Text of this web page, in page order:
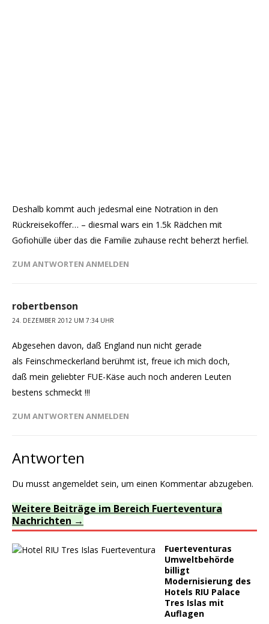
Deshalb kommt auch jedesmal eine Notration in den
Rückreisekoffer… – diesmal wars ein 1.5k Rädchen mit
Gofiohülle über das die Familie zuhause recht beherzt herfiel.
ZUM ANTWORTEN ANMELDEN
robertbenson
24. DEZEMBER 2012 UM 7:34 UHR
Abgesehen davon, daß England nun nicht gerade
als Feinschmeckerland berühmt ist, freue ich mich doch,
daß mein geliebter FUE-Käse auch noch anderen Leuten
bestens schmeckt !!!
ZUM ANTWORTEN ANMELDEN
Antworten
Du musst angemeldet sein, um einen Kommentar abzugeben.
Weitere Beiträge im Bereich Fuerteventura
Nachrichten
Fuerteventuras
Umweltbehörde
billigt
Modernisierung des
Hotels RIU Palace
Tres Islas mit
Auflagen